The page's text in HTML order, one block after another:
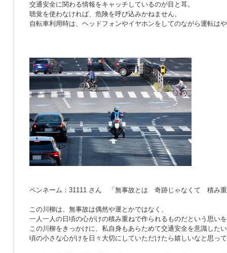
交通安全に関わる情報をキャッチしているのが目と耳。
聴覚を使わなければ、危険を呼び込みかねません。
自転車利用時は、ヘッドフォンやイヤホンをしてのながら運転は
ペンネーム：31111 さん 「無事故とは 奇跡じゃなくて 積み
この川柳は、無事故は偶然や運とかではなく、
一人一人の日頃の心がけの積み重ねで作られるものだという思い
この川柳をきっかけに、私自身もあらためて交通安全を意識した
頃の小さな心がけを日々大切にしていただけたら嬉しいなと思っ